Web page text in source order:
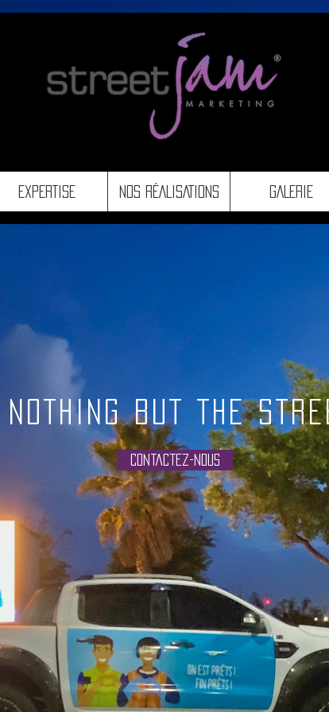
EXPERTISE NOS RÉALISATIONS GALERIE
NOTHING BUT THE
Contactez-nous